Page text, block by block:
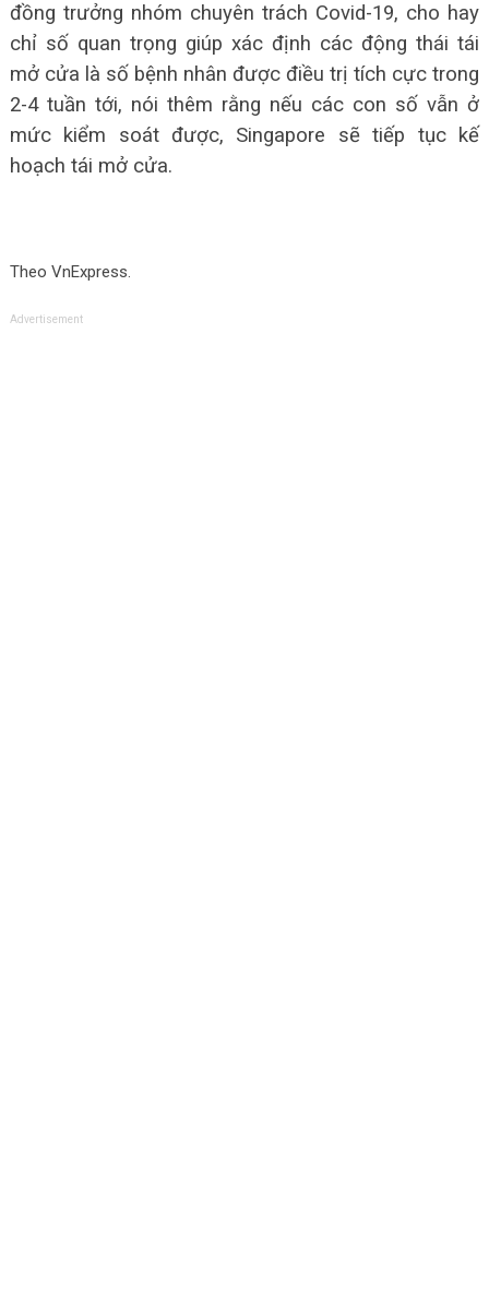
đồng trưởng nhóm chuyên trách Covid-19, cho hay
chỉ số quan trọng giúp xác định các động thái tái
mở cửa là số bệnh nhân được điều trị tích cực trong
2-4 tuần tới, nói thêm rằng nếu các con số vẫn ở
mức kiểm soát được, Singapore sẽ tiếp tục kế
hoạch tái mở cửa.
Theo VnExpress.
Advertisement